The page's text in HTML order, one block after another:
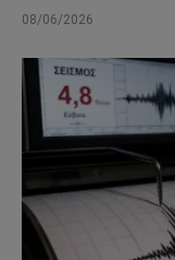
08/06/2026